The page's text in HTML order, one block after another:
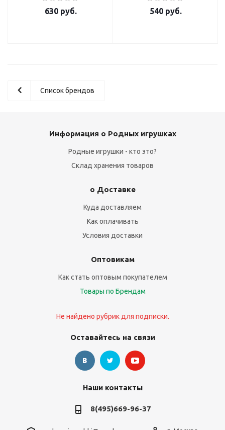
630руб. 540руб.
Список брендов
Информация о Родных игрушках
Родные игрушки - кто это?
Склад хранения товаров
о Доставке
Куда доставляем
Как оплачивать
Условия доставки
Оптовикам
Как стать оптовым покупателем
Товары по Брендам
Не найдено рубрик для подписки.
Оставайтесь на связи
Наши контакты
8(495)669-96-37